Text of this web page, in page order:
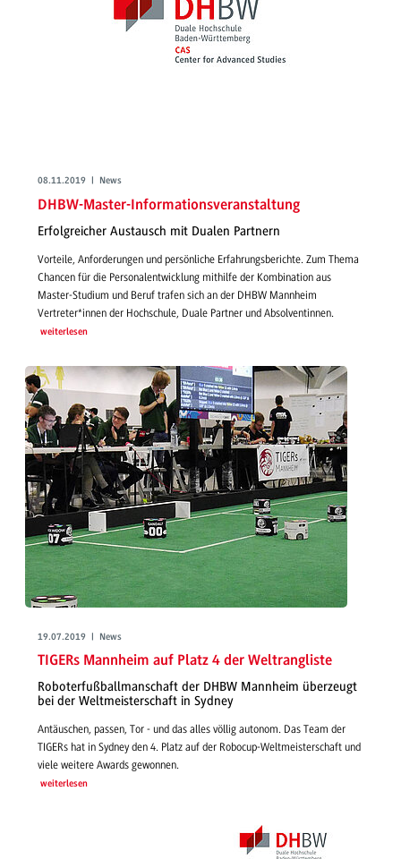
08.11.2019 | News
DHBW-Master-Informationsveranstaltung
Erfolgreicher Austausch mit Dualen Partnern
Vorteile, Anforderungen und persönliche Erfahrungsberichte. Zum Thema
Chancen für die Personalentwicklung mithilfe der Kombination aus
Master-Studium und Beruf trafen sich an der DHBW Mannheim
Vertreter*innen der Hochschule, Duale Partner und Absolventinnen.
weiterlesen
19.07.2019 | News
TIGERs Mannheim auf Platz 4 der Weltrangliste
Roboterfußballmanschaft der DHBW Mannheim überzeugt
bei der Weltmeisterschaft in Sydney
Antäuschen, passen, Tor - und das alles völlig autonom. Das Team der
TIGERs hat in Sydney den 4. Platz auf der Robocup-Weltmeisterschaft und
viele weitere Awards gewonnen.
weiterlesen